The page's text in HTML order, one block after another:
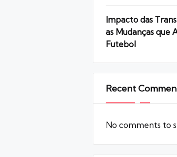
Impacto das
as Mudanças que
Futebol
Recent
No comments to